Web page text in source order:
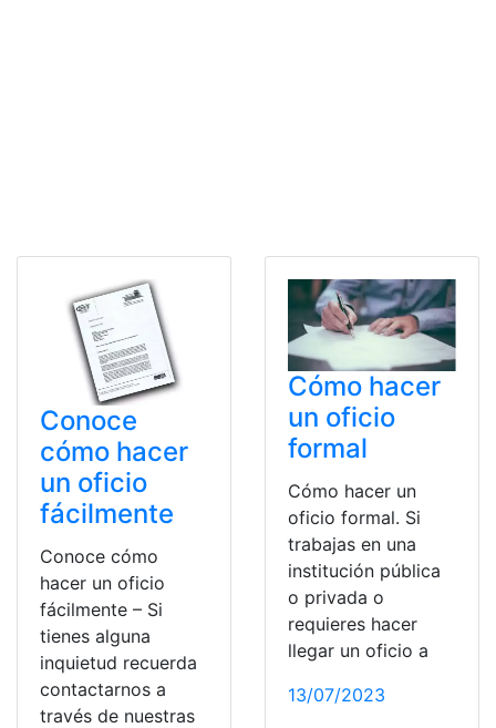
Conoce
cómo hacer
un oficio
fácilmente
Conoce cómo
hacer un oficio
fácilmente – Si
tienes alguna
inquietud recuerda
contactarnos a
través de nuestras
Cómo hacer
un oficio
formal
Cómo hacer un
oficio formal. Si
trabajas en una
institución pública
o privada o
requieres hacer
llegar un oficio a
13/07/2023